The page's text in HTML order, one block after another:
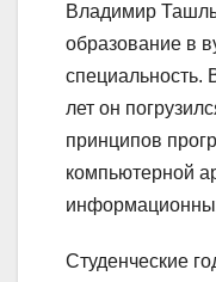
Владимир
образование в
специальность.
лет он
принципов
компьютерной
Студенческие